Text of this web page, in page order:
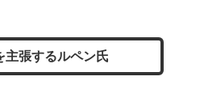
主張するルペン氏